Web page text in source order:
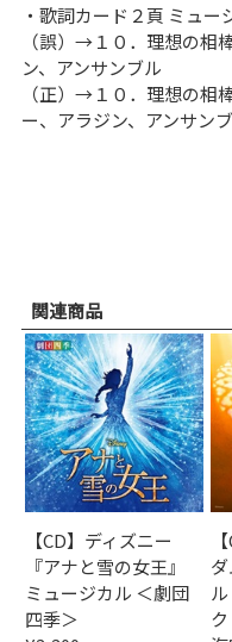
・歌詞カード２頁 ミュー
（誤）→１０．理想の相
ン、アンサンブル
（正）→１０．理想の相
ー、アラジン、アンサン
関連商品
【CD】ディズニー
『アナと雪の女王』
ミュージカル ＜劇団
四季＞